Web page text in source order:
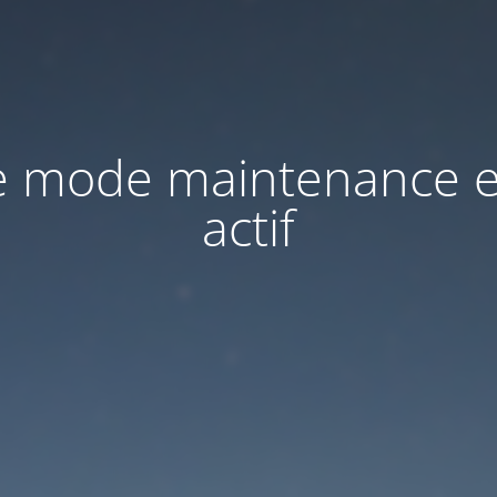
mode maintenance
actif